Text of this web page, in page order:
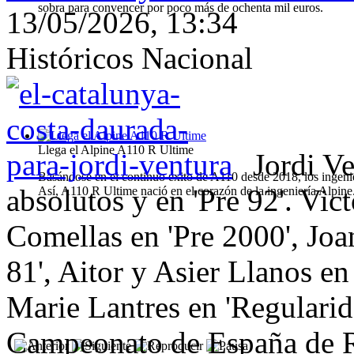
sobra para convencer por poco más de ochenta mil euros.
Llega el Alpine A110 R Ultime
Basándose en el continuo éxito de A110 desde 2018, los
Así, A110 R Ultime nació en el corazón de la ingeniería
13/05/2026, 13:34
Históricos Nacional
Jordi
absolutos y en 'Pre 92'.
Comellas en 'Pre 2000',
81', Aitor y Asier Llanos
Marie Lantres en
Campeonato de España